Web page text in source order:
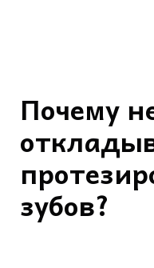
Почему
зубов?